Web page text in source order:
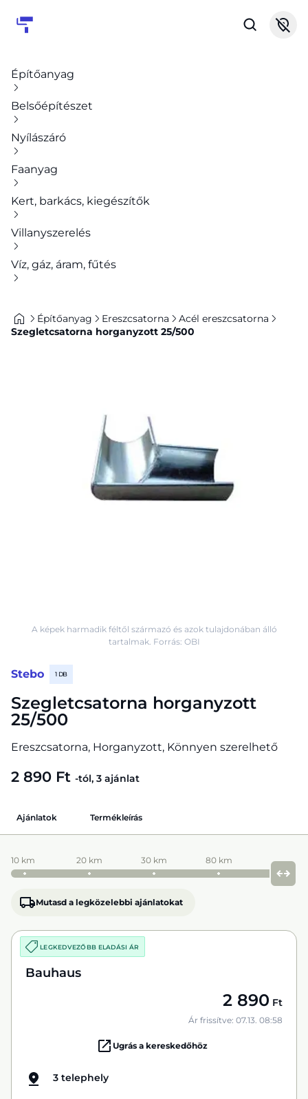
Építőanyag
Belsőépítészet
Nyílászáró
Faanyag
Kert, barkács, kiegészítők
Villanyszerelés
Víz, gáz, áram, fűtés
Építőanyag Ereszcsatorna
Acél ereszcsatorna
Szegletcsatorna horganyzott 25/500
Stebo 1 DB
Szegletcsatorna horganyzott
25/500
Ereszcsatorna, Horganyzott, Könnyen szerelhető
2 890 Ft -tól, 3 ajánlat
A képek harmadik féltől származó és azok tulajdonában álló
tartalmak. Forrás: OBI
Ajánlatok Termékleírás
10 km 20 km 30 km 80 km
Mutasd a legközelebbi ajánlatokat
LEGKEDVEZŐBB ELADÁSI ÁR
Bauhaus
2 890 Ft
Ár frissítve: 07.13. 08:58
Ugrás a kereskedőhöz
3 telephely